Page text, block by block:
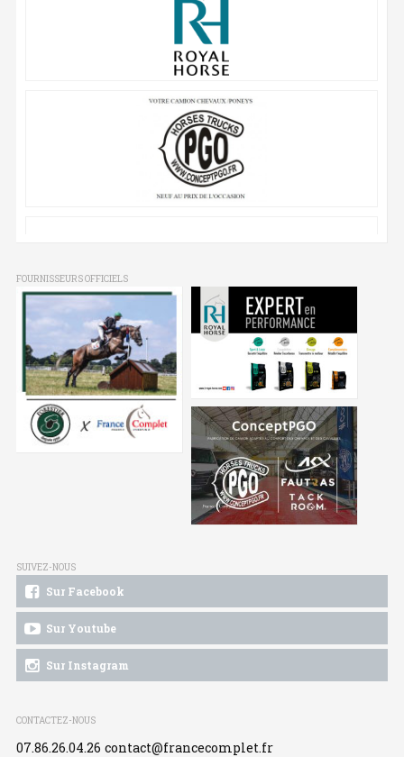
FOURNISSEURS OFFICIELS
SUIVEZ-NOUS
Sur Facebook
Sur Youtube
Sur Instagram
CONTACTEZ-NOUS
07.86.26.04.26 contact@francecomplet.fr